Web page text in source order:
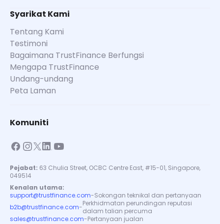
Syarikat Kami
Tentang Kami
Testimoni
Bagaimana TrustFinance Berfungsi
Mengapa TrustFinance
Undang-undang
Peta Laman
Komuniti
Pejabat: 63 Chulia Street, OCBC Centre East, #15-01, Singapore,
049514
Kenalan utama:
support@trustfinance.com-Sokongan teknikal dan pertanyaan
b2b@trustfinance.com-Perkhidmatan perundingan reputasi
dalam talian percuma
sales@trustfinance.com-Pertanyaan jualan